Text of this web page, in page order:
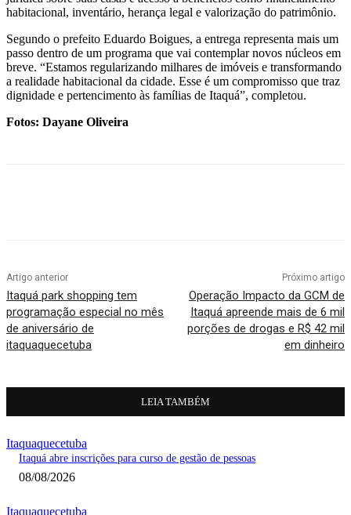
habitacional, inventário, herança legal e valorização do patrimônio.
Segundo o prefeito Eduardo Boigues, a entrega representa mais um
passo dentro de um programa que vai contemplar novos núcleos em
breve. “Estamos regularizando milhares de imóveis e transformando
a realidade habitacional da cidade. Esse é um compromisso que traz
dignidade e pertencimento às famílias de Itaquá”, completou.
Fotos: Dayane Oliveira
Artigo anterior
Itaquá park shopping tem
programação especial no mês
de aniversário de
itaquaquecetuba
Próximo artigo
Operação Impacto da GCM de
Itaquá apreende mais de 6 mil
porções de drogas e R$ 42 mil
em dinheiro
LEIA TAMBÉM
Itaquaquecetuba
Itaquá abre inscrições para curso de gestão de pessoas
08/08/2026
Itaquaquecetuba